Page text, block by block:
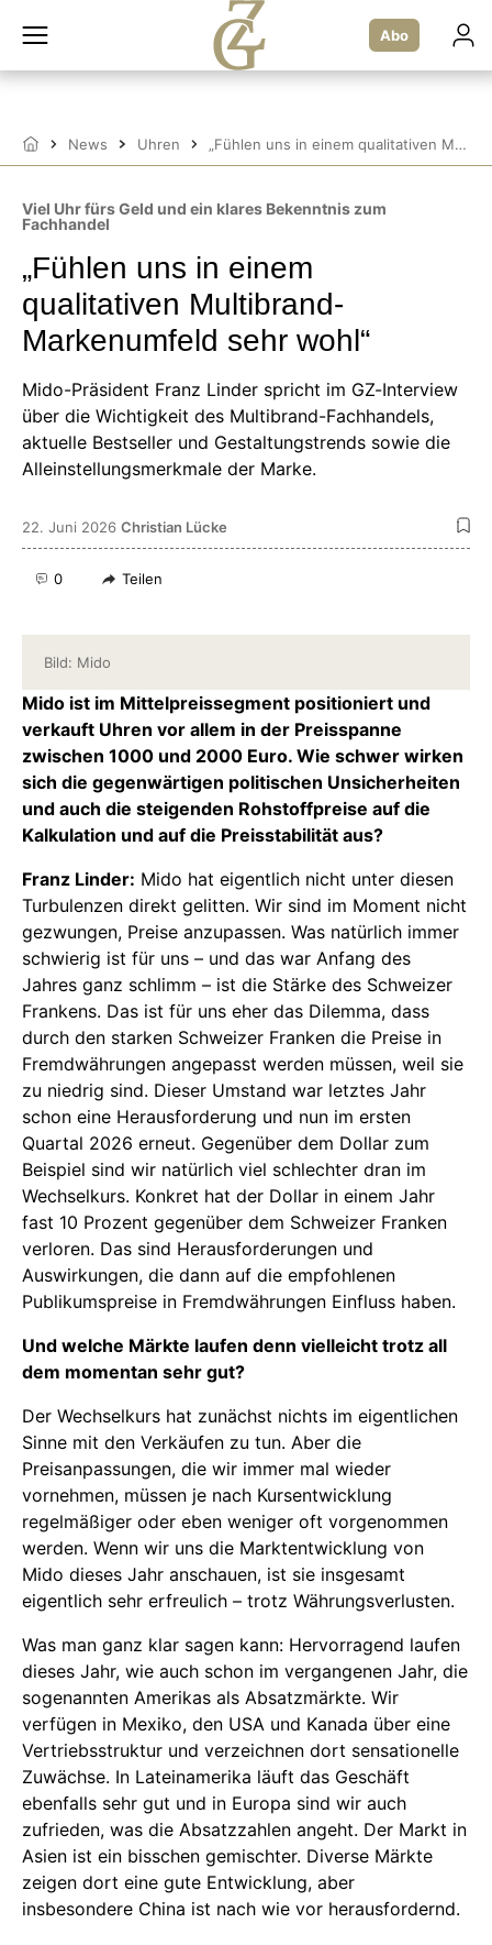
Inhalt
Abo
Startseite
News Uhren „Fühlen uns in einem qualitativen Multibrand-Markenumfeld sehr wohl“
Viel Uhr fürs Geld und ein klares Bekenntnis zum
Fachhandel
„Fühlen uns in einem
qualitativen Multibrand-
Markenumfeld sehr wohl“
Mido-Präsident Franz Linder spricht im GZ-Interview
über die Wichtigkeit des Multibrand-Fachhandels,
aktuelle Bestseller und Gestaltungstrends sowie die
Alleinstellungsmerkmale der Marke.
22. Juni 2026 Christian Lücke
0 Teilen
Bild: Mido
Mido ist im Mittelpreissegment positioniert und
verkauft Uhren vor allem in der Preisspanne
zwischen 1000 und 2000 Euro. Wie schwer wirken
sich die gegenwärtigen politischen Unsicherheiten
und auch die steigenden Rohstoffpreise auf die
Kalkulation und auf die Preisstabilität aus?
Franz Linder: Mido hat eigentlich nicht unter diesen
Turbulenzen direkt gelitten. Wir sind im Moment nicht
gezwungen, Preise anzupassen. Was natürlich immer
schwierig ist für uns – und das war Anfang des
Jahres ganz schlimm – ist die Stärke des Schweizer
Frankens. Das ist für uns eher das Dilemma, dass
durch den starken Schweizer Franken die Preise in
Fremdwährungen angepasst werden müssen, weil sie
zu niedrig sind. Dieser Umstand war letztes Jahr
schon eine Herausforderung und nun im ersten
Quartal 2026 erneut. Gegenüber dem Dollar zum
Beispiel sind wir natürlich viel schlechter dran im
Wechselkurs. Konkret hat der Dollar in einem Jahr
fast 10 Prozent gegenüber dem Schweizer Franken
verloren. Das sind Herausforderungen und
Auswirkungen, die dann auf die empfohlenen
Publikumspreise in Fremdwährungen Einfluss haben.
Und welche Märkte laufen denn vielleicht trotz all
dem momentan sehr gut?
Der Wechselkurs hat zunächst nichts im eigentlichen
Sinne mit den Verkäufen zu tun. Aber die
Preisanpassungen, die wir immer mal wieder
vornehmen, müssen je nach Kursentwicklung
regelmäßiger oder eben weniger oft vorgenommen
werden. Wenn wir uns die Marktentwicklung von
Mido dieses Jahr anschauen, ist sie insgesamt
eigentlich sehr erfreulich – trotz Währungsverlusten.
Was man ganz klar sagen kann: Hervorragend laufen
dieses Jahr, wie auch schon im vergangenen Jahr, die
sogenannten Amerikas als Absatzmärkte. Wir
verfügen in Mexiko, den USA und Kanada über eine
Vertriebsstruktur und verzeichnen dort sensationelle
Zuwächse. In Lateinamerika läuft das Geschäft
ebenfalls sehr gut und in Europa sind wir auch
zufrieden, was die Absatzzahlen angeht. Der Markt in
Asien ist ein bisschen gemischter. Diverse Märkte
zeigen dort eine gute Entwicklung, aber
insbesondere China ist nach wie vor herausfordernd.